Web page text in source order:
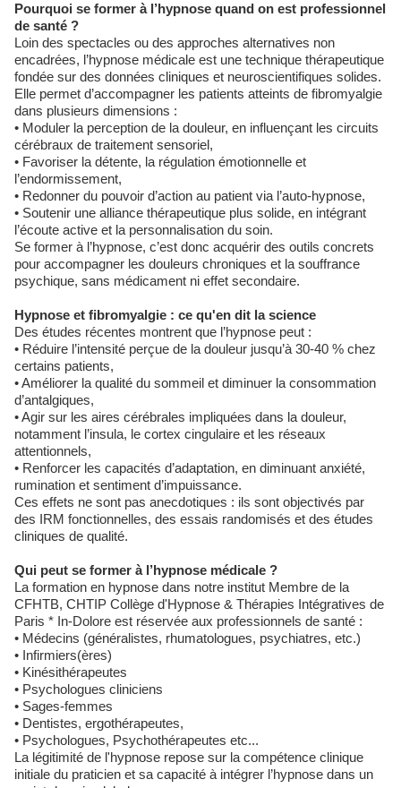
Pourquoi se former à l’hypnose quand on est professionnel
de santé ?
Loin des spectacles ou des approches alternatives non
encadrées, l’hypnose médicale est une technique thérapeutique
fondée sur des données cliniques et neuroscientifiques solides.
Elle permet d’accompagner les patients atteints de fibromyalgie
dans plusieurs dimensions :
• Moduler la perception de la douleur, en influençant les circuits
cérébraux de traitement sensoriel,
• Favoriser la détente, la régulation émotionnelle et
l’endormissement,
• Redonner du pouvoir d’action au patient via l’auto-hypnose,
• Soutenir une alliance thérapeutique plus solide, en intégrant
l’écoute active et la personnalisation du soin.
Se former à l’hypnose, c’est donc acquérir des outils concrets
pour accompagner les douleurs chroniques et la souffrance
psychique, sans médicament ni effet secondaire.
Hypnose et fibromyalgie : ce qu'en dit la science
Des études récentes montrent que l’hypnose peut :
• Réduire l’intensité perçue de la douleur jusqu’à 30-40 % chez
certains patients,
• Améliorer la qualité du sommeil et diminuer la consommation
d’antalgiques,
• Agir sur les aires cérébrales impliquées dans la douleur,
notamment l’insula, le cortex cingulaire et les réseaux
attentionnels,
• Renforcer les capacités d’adaptation, en diminuant anxiété,
rumination et sentiment d’impuissance.
Ces effets ne sont pas anecdotiques : ils sont objectivés par
des IRM fonctionnelles, des essais randomisés et des études
cliniques de qualité.
Qui peut se former à l’hypnose médicale ?
La formation en hypnose dans notre institut Membre de la
CFHTB, CHTIP Collège d'Hypnose & Thérapies Intégratives de
Paris * In-Dolore est réservée aux professionnels de santé :
• Médecins (généralistes, rhumatologues, psychiatres, etc.)
• Infirmiers(ères)
• Kinésithérapeutes
• Psychologues cliniciens
• Sages-femmes
• Dentistes, ergothérapeutes,
• Psychologues, Psychothérapeutes etc...
La légitimité de l'hypnose repose sur la compétence clinique
initiale du praticien et sa capacité à intégrer l’hypnose dans un